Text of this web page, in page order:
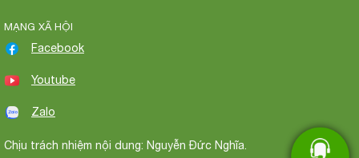
MẠNG XÃ HỘI
Facebook
Youtube
Zalo
Chịu trách nhiệm nội dung: Nguyễn Đức Nghĩa.